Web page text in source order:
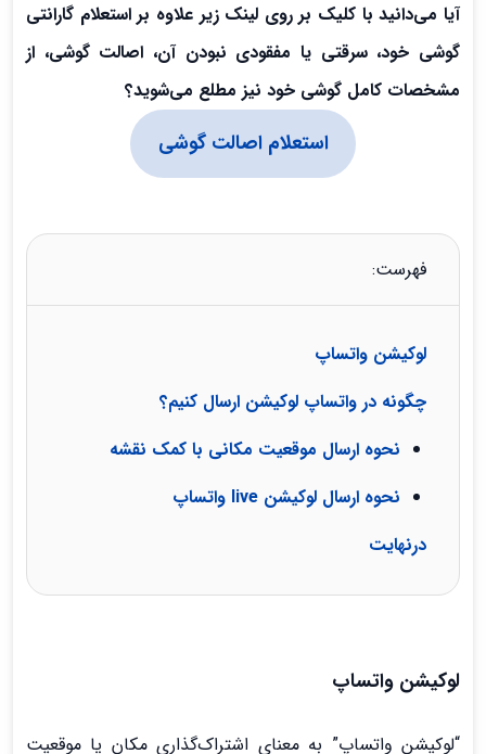
آیا می‌دانید با کلیک بر روی لینک زیر علاوه بر استعلام گارانتی
گوشی خود، سرقتی یا مفقودی نبودن آن، اصالت گوشی، از
مشخصات کامل گوشی خود نیز مطلع می‌شوید؟
استعلام اصالت گوشی
فهرست:
لوکیشن واتساپ
چگونه در واتساپ لوکیشن ارسال کنیم؟
نحوه ارسال موقعیت مکانی با کمک نقشه
نحوه ارسال لوکیشن live واتساپ
درنهایت
لوکیشن واتساپ
“لوکیشن واتساپ” به معنای اشتراک‌گذاری مکان یا موقعیت